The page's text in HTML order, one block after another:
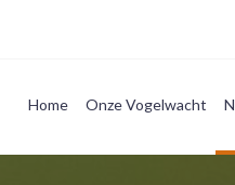
Home Onze Vogelwacht